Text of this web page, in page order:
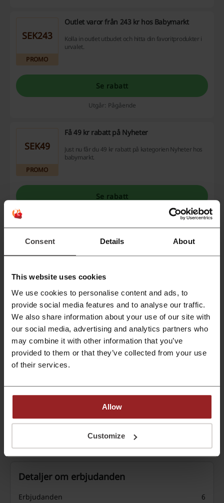
Consent Details About
This website uses cookies
We use cookies to personalise content and ads, to
provide social media features and to analyse our traffic.
We also share information about your use of our site with
our social media, advertising and analytics partners who
may combine it with other information that you’ve
provided to them or that they’ve collected from your use
of their services.
Allow
Customize
SEK243
PROMO
Outlet varor från 243 kr hos Babymarkt
Kolla in outlet utbudet och hitta din favoritprodukter i
urvalet.
Se rabatt
Utgår: Pågående
SEK49
PROMO
Få 49 kr rabatt på Nyheter
Just nu får du 49 kr rabatt på kategorien Nyheter hos
babymarkt.
Se rabatt
SEK800
PROMO
Bästsäljare från 800 krhos babymarkt!
Se rabatt
Utgår: Pågående
Gratis frakt hos babymarkt
Frakten är gratis hos babymarkt. Gäller för all order.
Se rabatt
Utgår: Pågående
Detaljer om erbjudanden
Erbjudanden
6